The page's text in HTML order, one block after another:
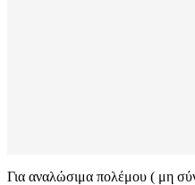
Για αναλώσιμα πολέμου ( μη